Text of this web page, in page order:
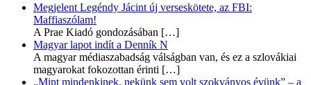
Megjelent Legéndy Jácint új verseskötete, az FBI:
Maffiaszólam!
A Prae Kiadó gondozásában […]
Magyar lapot indít a Denník N
A magyar médiaszabadság válságban van, és ez a szlovákiai
magyarokat fokozottan érinti […]
„Mint mindenkinek, nekünk sem volt szokványos évünk” – a